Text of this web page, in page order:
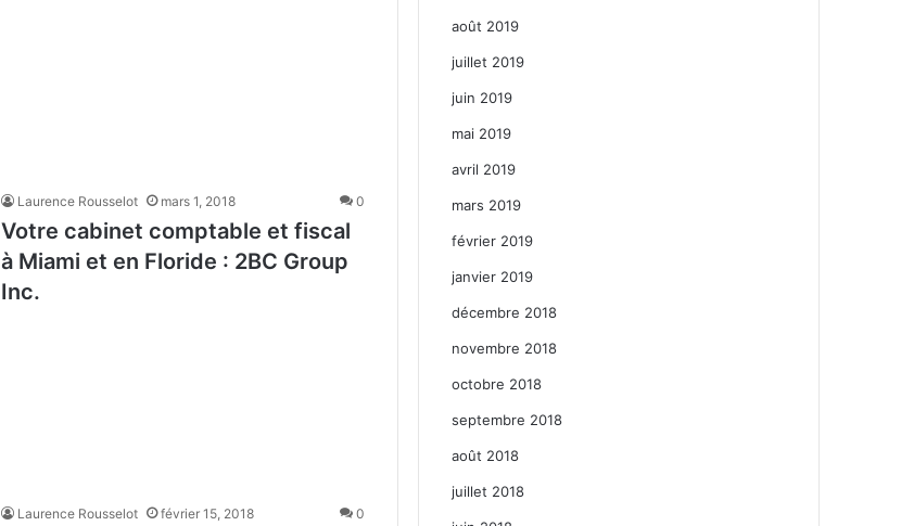
Laurence Rousselot mars 1, 2018 0
Votre cabinet comptable et fiscal
à Miami et en Floride : 2BC Group
Inc.
Laurence Rousselot février 15, 2018 0
août 2019
juillet 2019
juin 2019
mai 2019
avril 2019
mars 2019
février 2019
janvier 2019
décembre 2018
novembre 2018
octobre 2018
septembre 2018
août 2018
juillet 2018